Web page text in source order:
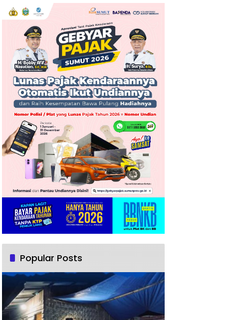
Popular Posts